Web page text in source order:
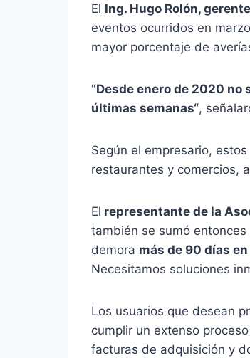
El Ing. Hugo Rolón,
eventos ocurridos en
mayor porcentaje de
“Desde enero de 2020
últimas semanas“,
Según el empresario,
restaurantes y comercios,
El representante de la
también se sumó entonces
demora más de 90 días
Necesitamos soluciones
Los usuarios que desean
cumplir un extenso
facturas de adquisición y